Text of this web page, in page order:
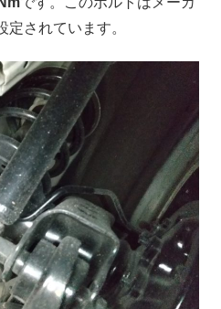
されています。